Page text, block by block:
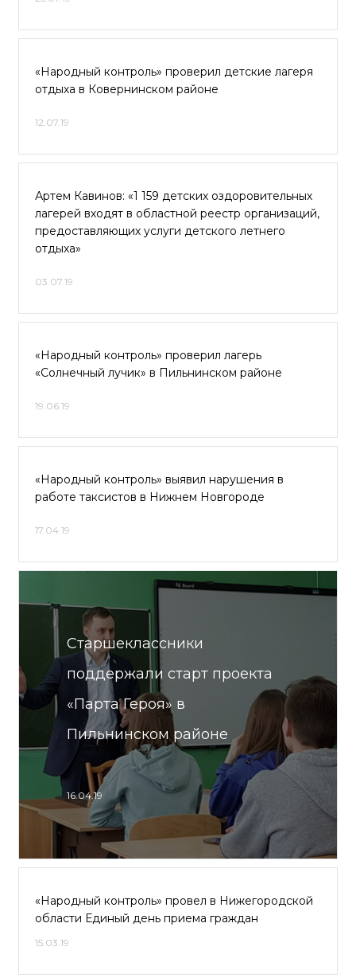
«Народный контроль» проверил детские лагеря
отдыха в Ковернинском районе
12.07.19
Артем Кавинов: «1 159 детских оздоровительных
лагерей входят в областной реестр организаций,
предоставляющих услуги детского летнего
отдыха»
03.07.19
«Народный контроль» проверил лагерь
«Солнечный лучик» в Пильнинском районе
19.06.19
«Народный контроль» выявил нарушения в
работе таксистов в Нижнем Новгороде
17.04.19
Старшеклассники
поддержали старт проекта
«Парта Героя» в
Пильнинском районе
16.04.19
«Народный контроль» провел в Нижегородской
области Единый день приема граждан
15.03.19